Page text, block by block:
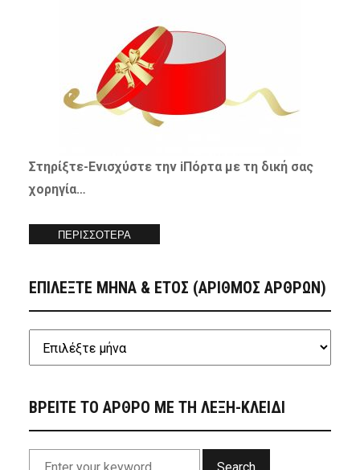
Στηρίξτε-Ενισχύστετην iΠόρτα με τη δική σας
χορηγία…
ΠΕΡΙΣΣΟΤΕΡΑ
ΕΠΙΛΕΞΤΕ ΜΗΝΑ & ΕΤΟΣ (ΑΡΙΘΜΟΣ ΑΡΘΡΩΝ)
ΒΡΕΙΤΕ ΤΟ ΑΡΘΡΟ ΜΕ ΤΗ ΛΕΞΗ-ΚΛΕΙΔΙ
Search